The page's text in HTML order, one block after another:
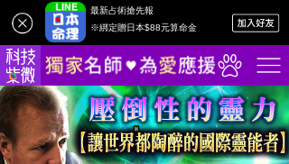
最新占術搶先報
※綁定贈日本$88元算命金